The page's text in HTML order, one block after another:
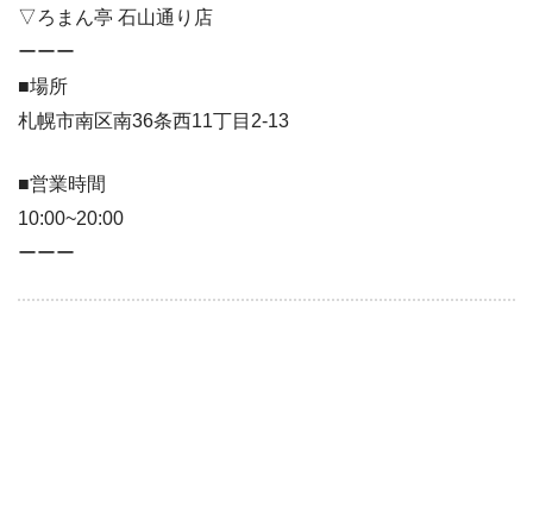
▽ろまん亭 石山通り店
ーーー
■場所
札幌市南区南36条西11丁目2-13
■営業時間
10:00~20:00
ーーー